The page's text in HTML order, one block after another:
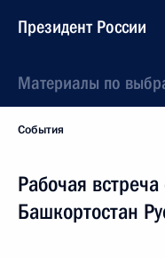
Президент России
Материалы по
События
Рабочая
Башкортостан